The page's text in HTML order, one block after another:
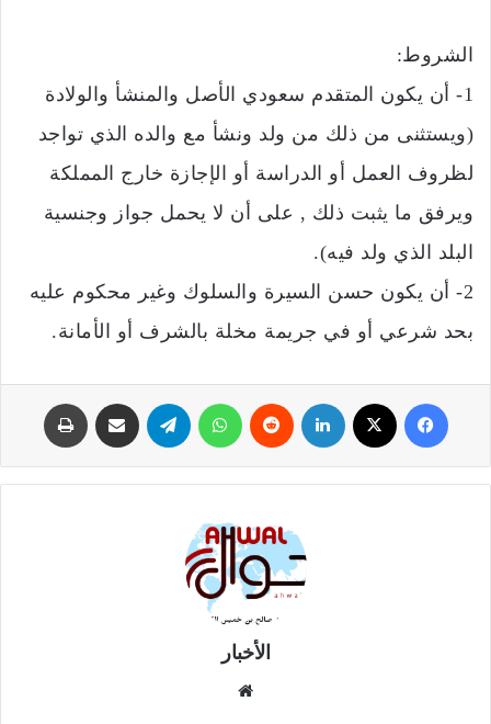
الشروط:
1- أن يكون المتقدم سعودي الأصل والمنشأ والولادة
(ويستثنى من ذلك من ولد ونشأ مع والده الذي تواجد
لظروف العمل أو الدراسة أو الإجازة خارج المملكة
ويرفق ما يثبت ذلك , على أن لا يحمل جواز وجنسية
البلد الذي ولد فيه).
2- أن يكون حسن السيرة والسلوك وغير محكوم عليه
بحد شرعي أو في جريمة مخلة بالشرف أو الأمانة.
الأخبار